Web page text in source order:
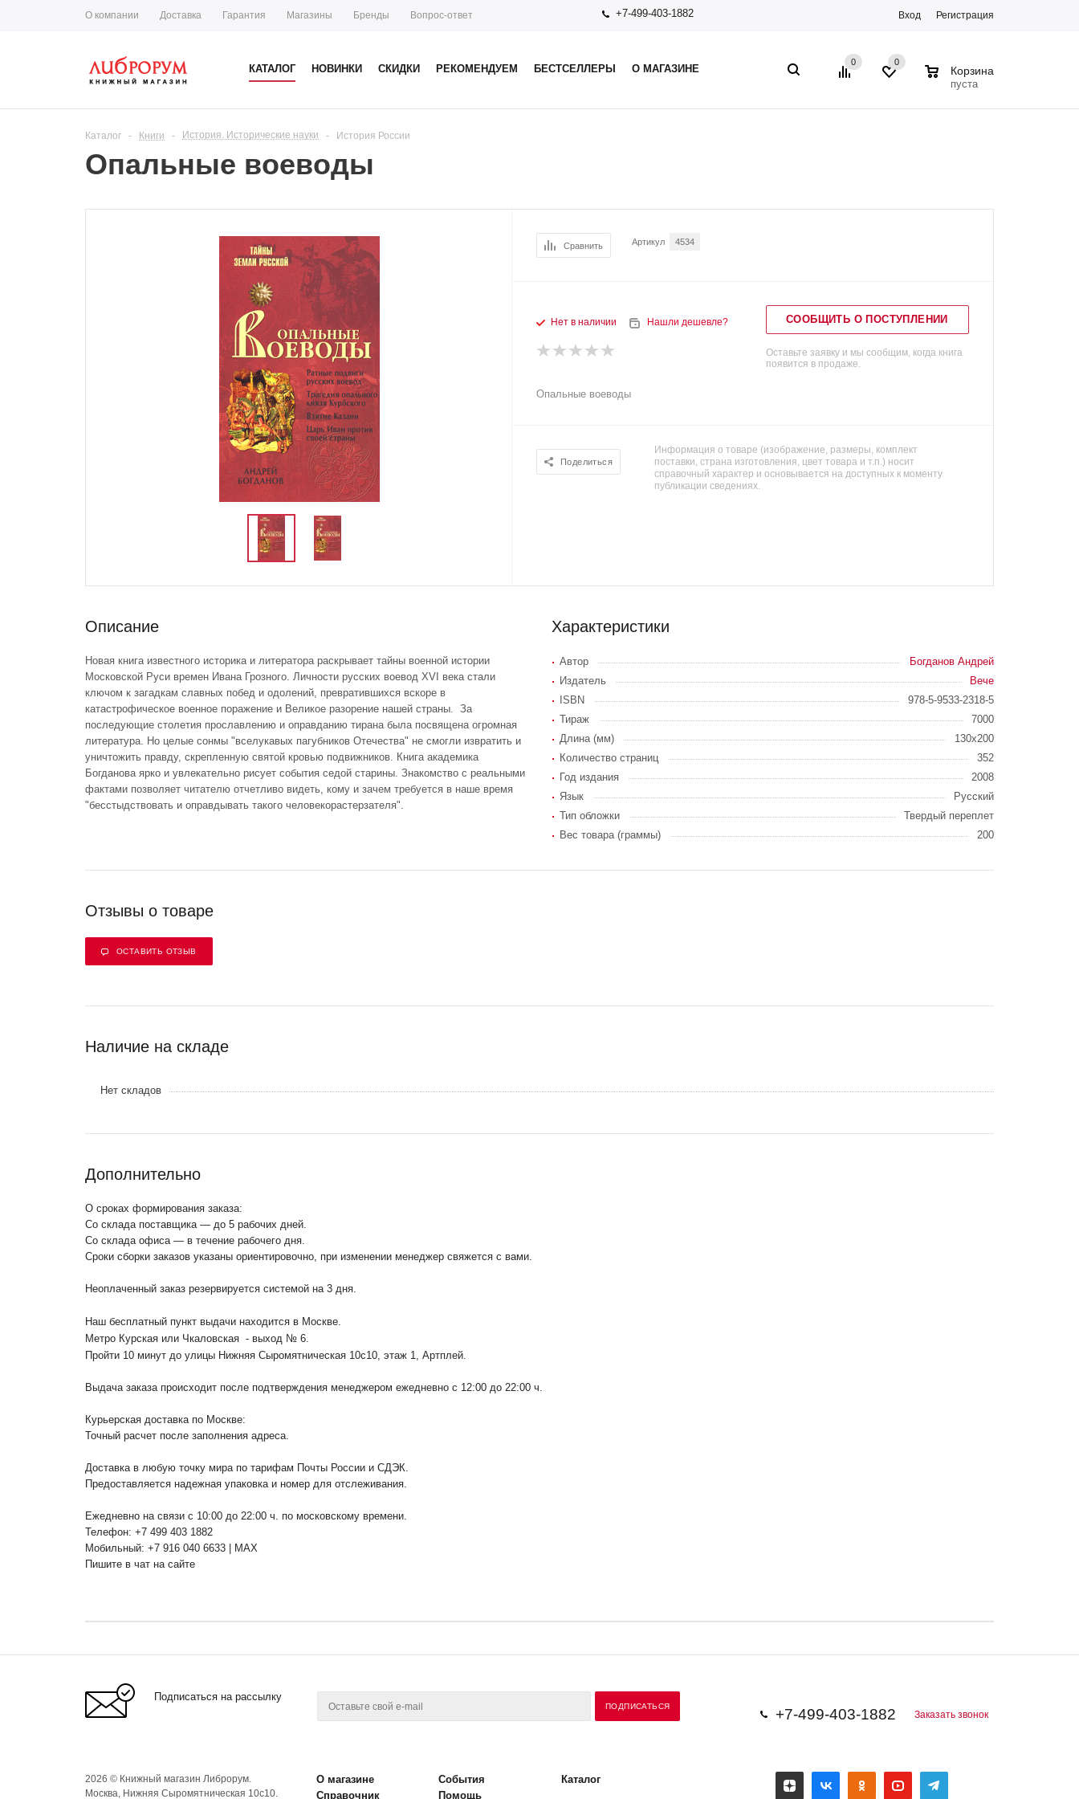
О компании Доставка Гарантия Магазины Бренды Вопрос-ответ +7-499-403-1882 Вход Регистрация
КАТАЛОГ НОВИНКИ СКИДКИ РЕКОМЕНДУЕМ БЕСТСЕЛЛЕРЫ О МАГАЗИНЕ
0 0
Корзина
пуста
Каталог - Книги - История. Исторические науки - История России
Опальные воеводы
Сравнить Артикул 4534
Нет в наличии Нашли дешевле? СООБЩИТЬ О ПОСТУПЛЕНИИ
Оставьте заявку и мы сообщим, когда книга
появится в продаже.
Опальные воеводы
Поделиться
Информация о товаре (изображение, размеры, комплект
поставки, страна изготовления, цвет товара и т.п.) носит
справочный характер и основывается на доступных к моменту
публикации сведениях.
Описание
Новая книга известного историка и литератора раскрывает тайны военной истории
Московской Руси времен Ивана Грозного. Личности русских воевод XVI века стали
ключом к загадкам славных побед и одолений, превратившихся вскоре в
катастрофическое военное поражение и Великое разорение нашей страны. За
последующие столетия прославлению и оправданию тирана была посвящена огромная
литература. Но целые сонмы "вселукавых пагубников Отечества" не смогли извратить и
уничтожить правду, скрепленную святой кровью подвижников. Книга академика
Богданова ярко и увлекательно рисует события седой старины. Знакомство с реальными
фактами позволяет читателю отчетливо видеть, кому и зачем требуется в наше время
"бесстыдствовать и оправдывать такого человекорастерзателя".
Характеристики
Автор
Богданов Андрей
Издатель
Вече
ISBN
978-5-9533-2318-5
Тираж
7000
Длина (мм)
130x200
Количество страниц
352
Год издания
2008
Язык
Русский
Тип обложки
Твердый переплет
Вес товара (граммы)
200
Отзывы о товаре
ОСТАВИТЬ ОТЗЫВ
Наличие на складе
Нет складов
Дополнительно
О сроках формирования заказа:
Со склада поставщика — до 5 рабочих дней.
Со склада офиса — в течение рабочего дня.
Сроки сборки заказов указаны ориентировочно, при изменении менеджер свяжется с вами.
Неоплаченный заказ резервируется системой на 3 дня.
Наш бесплатный пункт выдачи находится в Москве.
Метро Курская или Чкаловская - выход № 6.
Пройти 10 минут до улицы Нижняя Сыромятническая 10с10 , этаж 1, Артплей.
Выдача заказа происходит после подтверждения менеджером ежедневно с 12:00 до 22:00 ч.
Курьерская доставка по Москве:
Точный расчет после заполнения адреса.
Доставка в любую точку мира по тарифам Почты России и СДЭК.
Предоставляется надежная упаковка и номер для отслеживания.
Ежедневно на связи с 10:00 до 22:00 ч. по московскому времени.
Телефон: +7 499 403 1882
Мобильный: +7 916 040 6633 | MAX
Пишите в чат на сайте
Подписаться на рассылку
+7-499-403-1882 Заказать звонок
2026 © Книжный магазин Либрорум.
Москва, Нижняя Сыромятническая 10с10.
О магазине События
Каталог
Справочник
Помощь